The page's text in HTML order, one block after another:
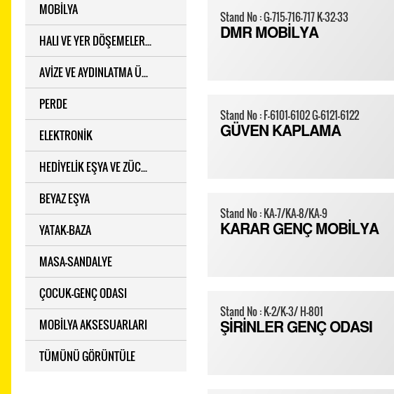
MOBİLYA
HALI VE YER DÖŞEMELER...
AVİZE VE AYDINLATMA Ü...
PERDE
ELEKTRONİK
HEDİYELİK EŞYA VE ZÜC...
BEYAZ EŞYA
YATAK-BAZA
MASA-SANDALYE
ÇOCUK-GENÇ ODASI
MOBİLYA AKSESUARLARI
TÜMÜNÜ GÖRÜNTÜLE
Stand No : G-715-716-717 K-32-33
DMR MOBİLYA
Stand No : F-6101-6102 G-6121-6122
GÜVEN KAPLAMA
Stand No : KA-7/KA-8/KA-9
KARAR GENÇ MOBİLYA
Stand No : K-2/K-3/ H-801
ŞİRİNLER GENÇ ODASI